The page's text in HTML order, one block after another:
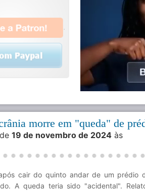
.
morre em "queda" de
19 de novembro de 2024 às
cair do quinto andar de um prédio
A queda teria sido "acidental".